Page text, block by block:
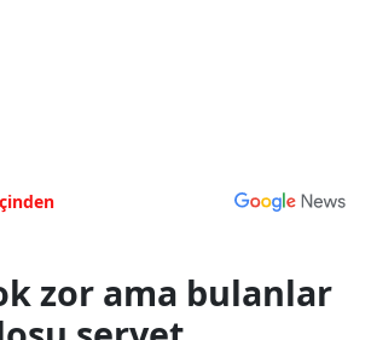
zor ama bulanlar